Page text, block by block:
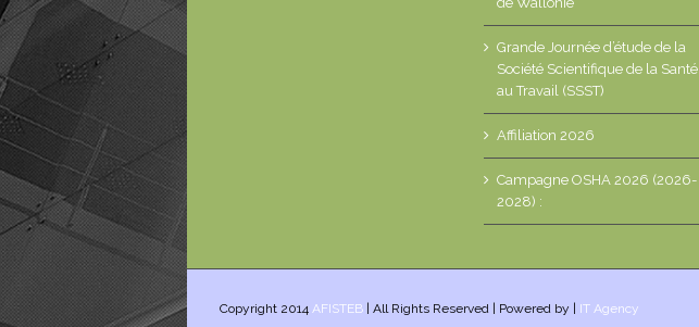
Grande Journée d’étude de la
Société Scientifique de la Santé
au Travail (SSST)
Affiliation 2026
Campagne OSHA 2026 (2026-
2028) :
Copyright 2014 AFISTEB | All Rights Reserved | Powered by | IT Agency